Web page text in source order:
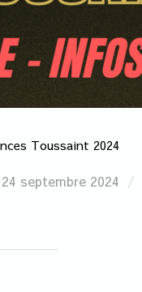
Toussaint 2024
24 septembre 2024